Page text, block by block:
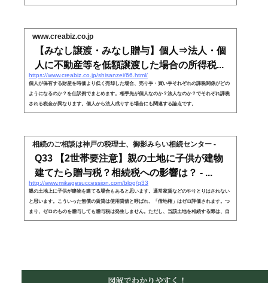
る届出書の提出がある場合は、例外的に課税されません。
www.creabiz.co.jp
【みなし譲渡・みなし贈与】個人⇒法人・個
人に不動産等を低額譲渡した場合の所得税...
https://www.creabiz.co.jp/shisanzei/66.html/
個人が保有する財産を時価より低く売却した場合、売り手・買い手それぞれの課税関係がどの
ようになるのか？を仕訳例でまとめます。相手先が個人なのか？法人なのか？でそれぞれ課税
される税金が異なります。個人から法人成りする場合にも関連する論点です。
相続のご相談は神戸の税理士、御影みらい相続センター -
Q33 【2世帯要注意】親の土地に子供が建物
建てたら贈与税？相続税への影響は？ - ...
http://www.mikagesuccession.com/blog/q33
親の土地上に子供が建物を建てる場合もあると思います。通常家賃などのやりとりはされない
と思います。こういった無償の賃貸は使用貸借と呼ばれ、「借地権」はゼロ評価されます。つ
まり、ゼロのものを贈与しても贈与税は発生しません。ただし、当該土地を相続する際は、自
用地として評価しますので、つじつまがあいます。